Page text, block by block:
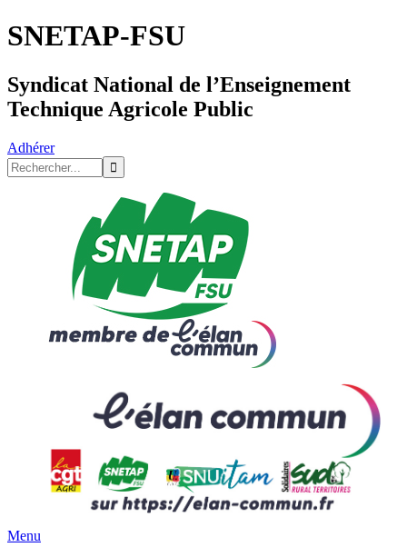
SNETAP-FSU
Syndicat National de l’Enseignement
Technique Agricole Public
Adhérer
Menu